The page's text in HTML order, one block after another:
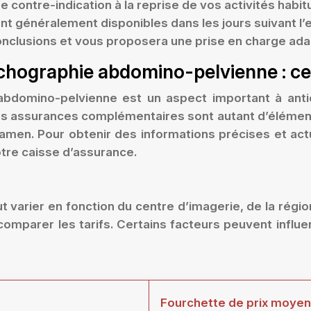
contre-indication à la reprise de vos activités
généralement disponibles dans les jours suivant
et vous proposera une prise en charge
abdomino-pelvienne :
pelvienne est un aspect important à
assurances complémentaires sont autant
Pour obtenir des informations précises et
caisse d’assurance.
varier en fonction du centre d’imagerie, de la
les tarifs. Certains facteurs peuvent
Fourchette de prix